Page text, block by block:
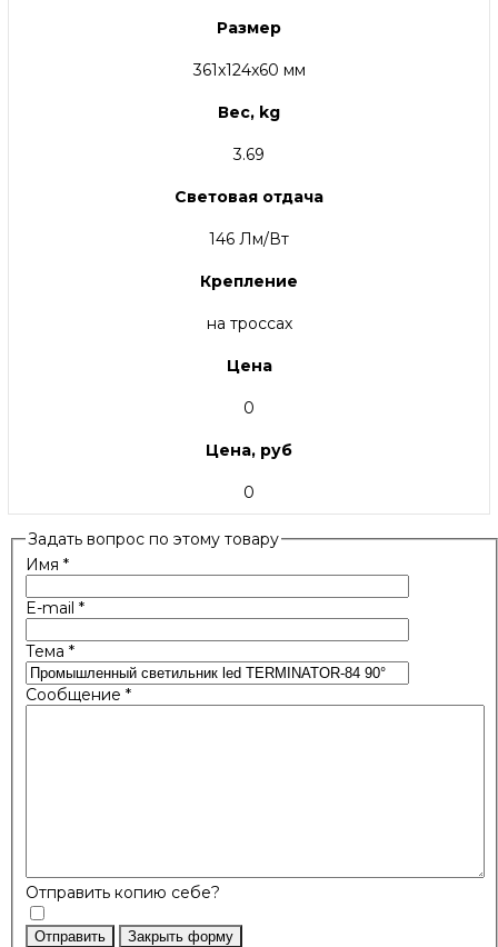
Размер
361x124x60 мм
Вес, kg
3.69
Световая отдача
146 Лм/Вт
Крепление
на троссах
Цена
0
Цена, руб
0
Задать вопрос по этому товару
Имя *
E-mail *
Тема *
Сообщение *
Отправить копию себе?
Отправить Закрыть форму